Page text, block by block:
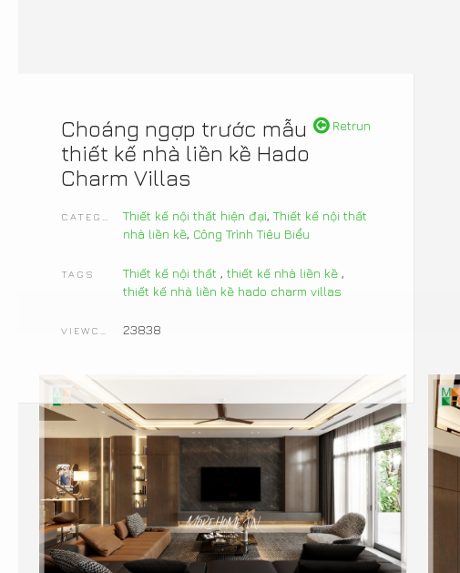
Retrun
Choáng ngợp trước mẫu
thiết kế nhà liền kề Hado
Charm Villas
Thiết kế nội thất hiện đại, Thiết kế nội thất
nhà liền kề, Công Trình Tiêu Biểu
TAGS Thiết kế nội thất , thiết kế nhà liền kề,
thiết kế nhà liền kề hado charm villas
23838